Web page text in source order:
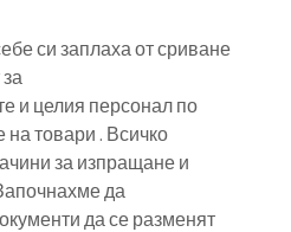
си заплаха от сриване
и целия персонал по
на товари . Всичко
за изпращане и
да
да се разменят